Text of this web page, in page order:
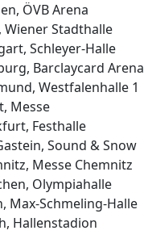
ÖVB Arena
Wiener Stadthalle
Schleyer-Halle
Barclaycard Arena
Westfalenhalle 1
Messe
Festhalle
Sound & Snow
Messe Chemnitz
Olympiahalle
Max-Schmeling-Halle
Hallenstadion